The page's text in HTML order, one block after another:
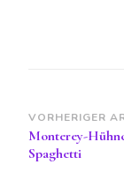
VORHERIGER
Monterey-
Spaghetti